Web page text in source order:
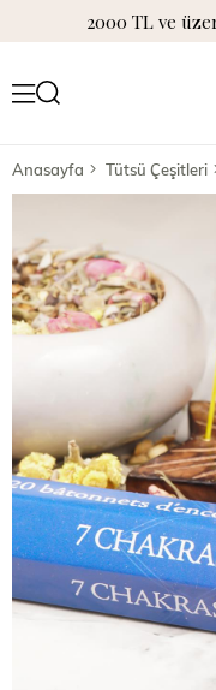
2000 TL ve
Anasayfa Tütsü Çeşitleri